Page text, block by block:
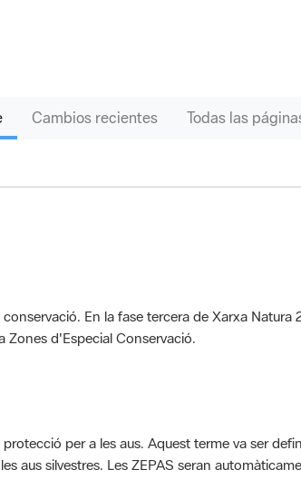
Cambios recientes Todas las
En la fase tercera de Xarxa
Zones d'Especial Conservació.
per a les aus. Aquest terme va ser
aus silvestres. Les ZEPAS seran